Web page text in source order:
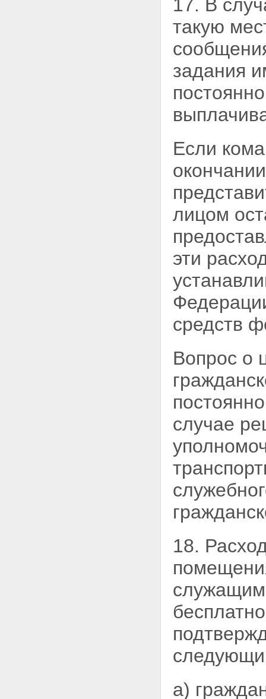
17. В
такую
задания
Если
лицом
эти
средств
Вопрос о
случае
18.
служащим
а)